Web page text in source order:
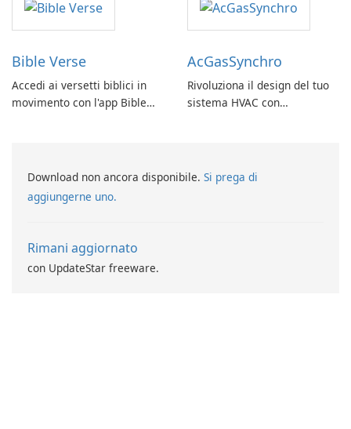
Bible Verse
Accedi ai versetti biblici in
movimento con l'app Bible
AcGasSynchro
Rivoluziona il design del tuo
sistema HVAC con
Download non ancora disponibile. Si prega di
aggiungerne uno.
Rimani aggiornato
con UpdateStar freeware.